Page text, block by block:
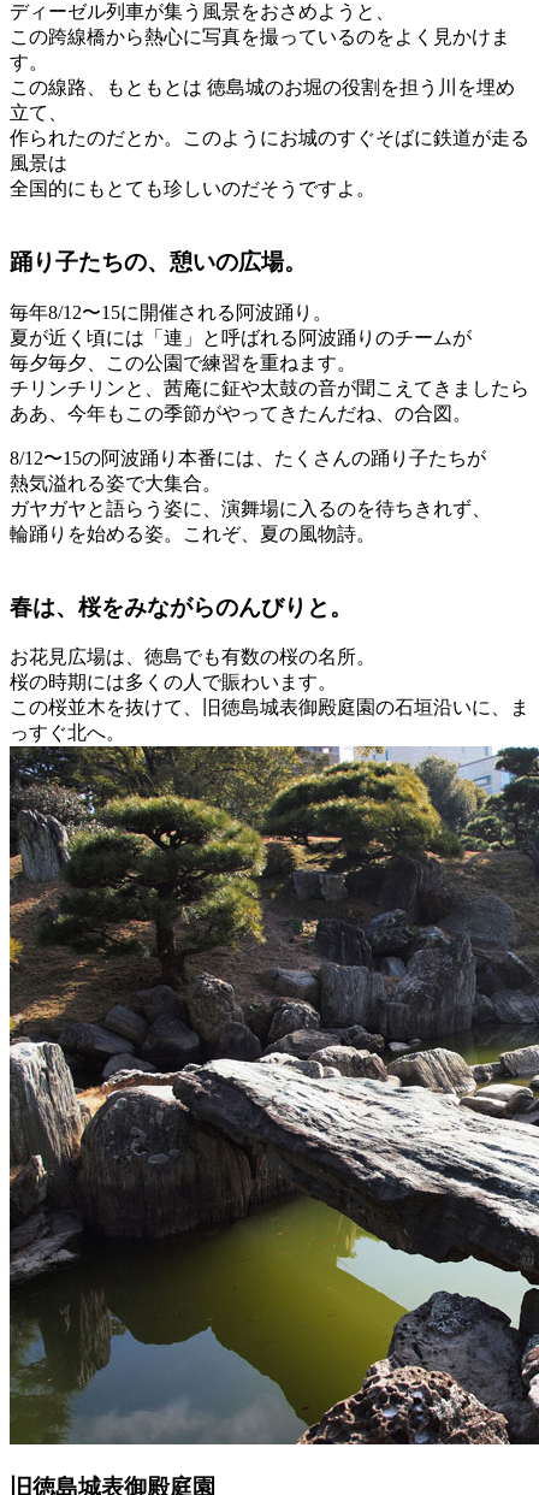
ディーゼル列車が集う風景をおさめようと、
この跨線橋から熱心に写真を撮っているのをよく見かけま
す。
この線路、もともとは 徳島城のお堀の役割を担う川を埋め
立て、
作られたのだとか。このようにお城のすぐそばに鉄道が走る
風景は
全国的にもとても珍しいのだそうですよ。
踊り子たちの、憩いの広場。
毎年8/12〜15に開催される阿波踊り。
夏が近く頃には「連」と呼ばれる阿波踊りのチームが
毎夕毎夕、この公園で練習を重ねます。
チリンチリンと、茜庵に鉦や太鼓の音が聞こえてきましたら
ああ、今年もこの季節がやってきたんだね、の合図。
8/12〜15の阿波踊り本番には、たくさんの踊り子たちが
熱気溢れる姿で大集合。
ガヤガヤと語らう姿に、演舞場に入るのを待ちきれず、
輪踊りを始める姿。これぞ、夏の風物詩。
春は、桜をみながらのんびりと。
お花見広場は、徳島でも有数の桜の名所。
桜の時期には多くの人で賑わいます。
この桜並木を抜けて、旧徳島城表御殿庭園の石垣沿いに、ま
っすぐ北へ。
旧徳島城表御殿庭園